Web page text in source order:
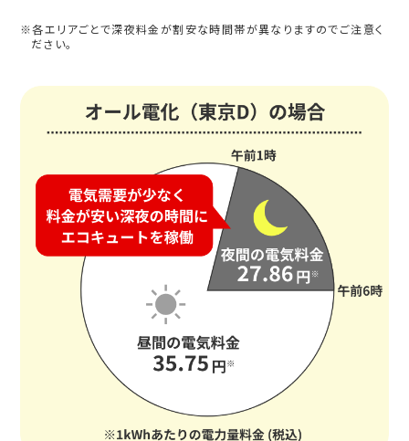
※各エリアごとで深夜料金が割安な時間帯が異なりますのでご注意く
ださい。